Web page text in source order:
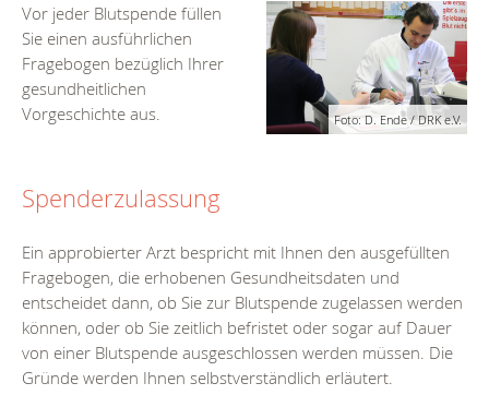
Foto: D. Ende / DRK e.V.
Vor jeder Blutspende füllen
Sie einen ausführlichen
Fragebogen bezüglich Ihrer
gesundheitlichen
Vorgeschichte aus.
Spenderzulassung
Ein approbierter Arzt bespricht mit Ihnen den ausgefüllten
Fragebogen, die erhobenen Gesundheitsdaten und
entscheidet dann, ob Sie zur Blutspende zugelassen werden
können, oder ob Sie zeitlich befristet oder sogar auf Dauer
von einer Blutspende ausgeschlossen werden müssen. Die
Gründe werden Ihnen selbstverständlich erläutert.